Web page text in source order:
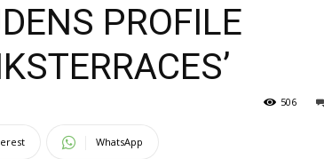
PROFILE
506
WhatsApp